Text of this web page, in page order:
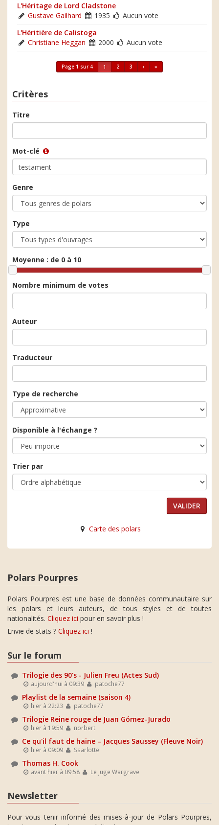
L'Héritage de Lord Cladstone
Gustave Gailhard
1935
Aucun vote
L'Héritière de Calistoga
Christiane Heggan
2000 Aucun vote
Page 1 sur 4 1 2 3 › »
Critères
Titre
Mot-clé
Genre
Type
Moyenne : de 0 à 10
Nombre minimum de votes
Auteur
Traducteur
Type de recherche
Disponible à l'échange ?
Trier par
Carte des polars
Polars Pourpres
Polars Pourpres est une base de données communautaire sur
les polars et leurs auteurs, de tous styles et de toutes
nationalités. Cliquez ici pour en savoir plus !
Envie de stats ? Cliquez ici !
Sur le forum
Trilogie des 90's - Julien Freu (Actes Sud)
aujourd'hui à 09:39 patoche77
Playlist de la semaine (saison 4)
hier à 22:23 patoche77
Trilogie Reine rouge de Juan Gómez-Jurado
hier à 19:59 norbert
Ce qu'il faut de haine – Jacques Saussey (Fleuve Noir)
hier à 09:09 Ssarlotte
Thomas H. Cook
avant hier à 09:58 Le Juge Wargrave
Newsletter
Pour vous tenir informé des mises-à-jour de Polars Pourpres,